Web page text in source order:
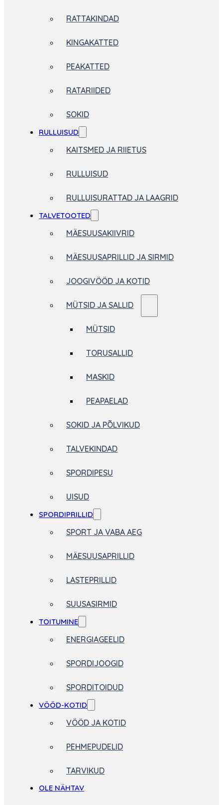
RATTAKINDAD
KINGAKATTED
PEAKATTED
RATARIIDED
SOKID
RULLUISUD
KAITSMED JA RIIETUS
RULLUISUD
RULLUISURATTAD JA LAAGRID
TALVETOOTED
MÄESUUSAKIIVRID
MÄESUUSAPRILLID JA SIRMID
JOOGIVÖÖD JA KOTID
MÜTSID JA SALLID
MÜTSID
TORUSALLID
MASKID
PEAPAELAD
SOKID JA PÕLVIKUD
TALVEKINDAD
SPORDIPESU
UISUD
SPORDIPRILLID
SPORT JA VABA AEG
MÄESUUSAPRILLID
LASTEPRILLID
SUUSASIRMID
TOITUMINE
ENERGIAGEELID
SPORDIJOOGID
SPORDITOIDUD
VÖÖD-KOTID
VÖÖD JA KOTID
PEHMEPUDELID
TARVIKUD
OLE NÄHTAV